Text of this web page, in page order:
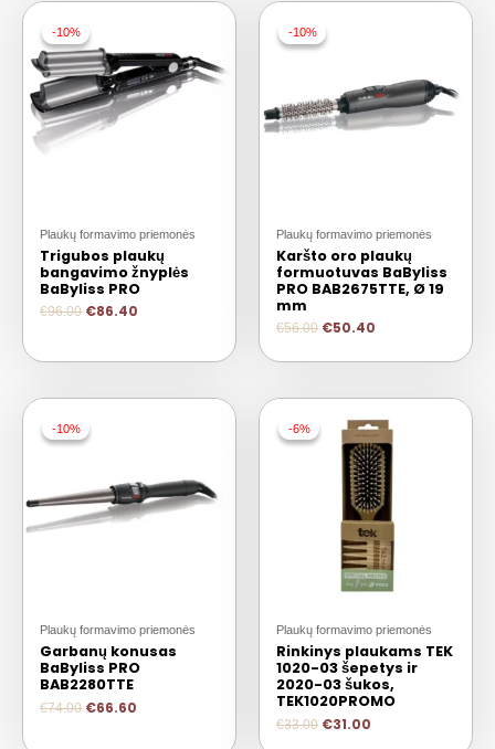
-10%
-10%
Plaukų formavimo priemonės
Trigubos plaukų
bangavimo žnyplės
BaByliss PRO
€96.00 €86.40
-10%
-10%
Plaukų formavimo priemonės
Karšto oro plaukų
formuotuvas BaByliss
PRO BAB2675TTE, Ø 19
mm
€56.00 €50.40
-10%
-10%
Plaukų formavimo priemonės
Garbanų konusas
BaByliss PRO
BAB2280TTE
€74.00 €66.60
-6%
-6%
Plaukų formavimo priemonės
Rinkinys plaukams TEK
1020-03 šepetys ir
2020-03 šukos,
TEK1020PROMO
€33.00 €31.00